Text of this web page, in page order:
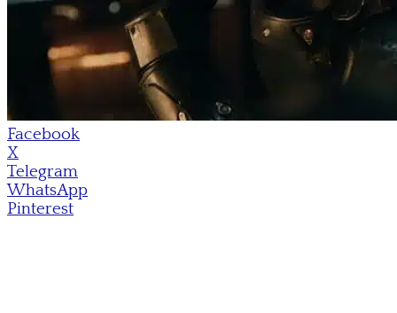
Facebook
X
Telegram
WhatsApp
Pinterest